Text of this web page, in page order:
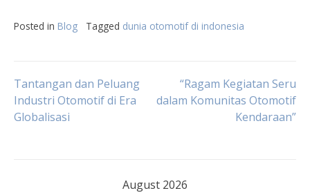
Posted in Blog Tagged dunia otomotif di indonesia
Post
navigation
Tantangan dan Peluang
Industri Otomotif di Era
Globalisasi
“Ragam Kegiatan Seru
dalam Komunitas Otomotif
Kendaraan”
August 2026